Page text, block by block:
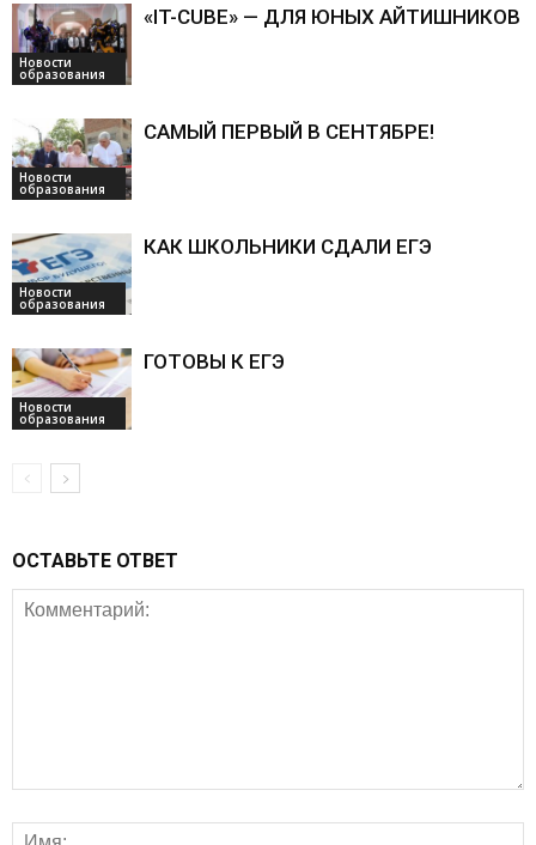
Новости
образования
«IT-CUBE» — ДЛЯ ЮНЫХ АЙТИШНИКОВ
Новости
образования
САМЫЙ ПЕРВЫЙ В СЕНТЯБРЕ!
Новости
образования
КАК ШКОЛЬНИКИ СДАЛИ ЕГЭ
Новости
образования
ГОТОВЫ К ЕГЭ
ОСТАВЬТЕ ОТВЕТ